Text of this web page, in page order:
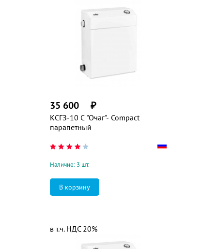
КСГЗ-10 C "Очаг"- Compact
парапетный
35 600 ₽
Наличие: 3 шт.
в т.ч. НДС 20%